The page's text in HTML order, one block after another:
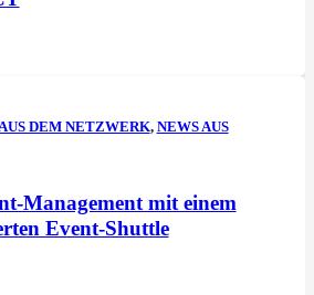
DEM NETZWERK, NEWS AUS
Management mit einem
Event-Shuttle